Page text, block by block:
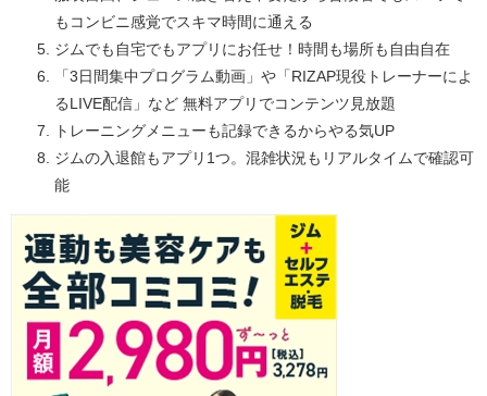
もコンビニ感覚でスキマ時間に通える
ジムでも自宅でもアプリにお任せ！時間も場所も自由自在
「3日間集中プログラム動画」や「RIZAP現役トレーナーによ
るLIVE配信」など 無料アプリでコンテンツ見放題
トレーニングメニューも記録できるからやる気UP
ジムの入退館もアプリ1つ。混雑状況もリアルタイムで確認可
能